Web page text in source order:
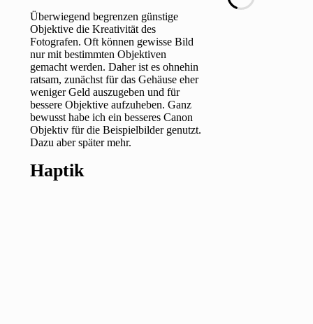
Überwiegend begrenzen günstige
Objektive die Kreativität des
Fotografen. Oft können gewisse Bild
nur mit bestimmten Objektiven
gemacht werden. Daher ist es ohnehin
ratsam, zunächst für das Gehäuse eher
weniger Geld auszugeben und für
bessere Objektive aufzuheben. Ganz
bewusst habe ich ein besseres Canon
Objektiv für die Beispielbilder genutzt.
Dazu aber später mehr.
Haptik